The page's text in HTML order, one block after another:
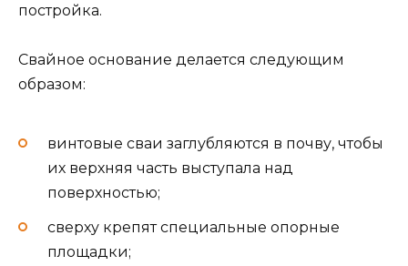
постройка.
Свайное основание делается следующим
образом:
винтовые сваи заглубляются в почву, чтобы
их верхняя часть выступала над
поверхностью;
сверху крепят специальные опорные
площадки;